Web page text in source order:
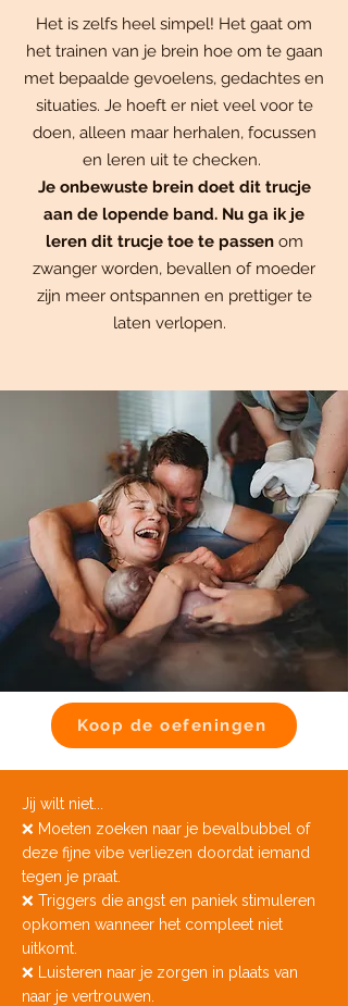
Het is zelfs heel simpel! Het gaat om
het trainen van je brein hoe om te gaan
met bepaalde gevoelens, gedachtes en
situaties. Je hoeft er niet veel voor te
doen, alleen maar herhalen, focussen
en leren uit te checken.
Je onbewuste brein doet dit trucje
aan de lopende band. Nu ga ik je
leren dit trucje toe te passenom
zwanger worden, bevallen of moeder
zijn meer ontspannen en prettiger te
laten verlopen.
Koop de oefeningen
Jij wilt niet...​
❌ Moeten zoeken naar je bevalbubbel of
deze fijne vibe verliezen doordat iemand
tegen je praat.
❌ Triggers die angst en paniek stimuleren
opkomen wanneer het compleet niet
uitkomt.
​❌ Luisteren naar je zorgen in plaats van
naar je vertrouwen.